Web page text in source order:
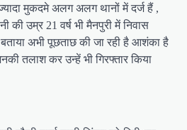
मुकदमे अलग अलग थानों में दर्ज हैं ,
की उम्र 21 वर्ष भी मैनपुरी में निवास
बताया अभी पूछताछ की जा रही है आशंका है
तलाश कर उन्हें भी गिरफ्तार किया